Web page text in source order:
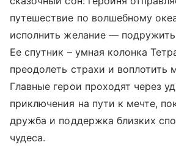
путешествие по волшебному
исполнить желание —
Ее спутник – умная колонка
преодолеть страхи и воплотить
Главные герои проходят через
приключения на пути к мечте,
дружба и поддержка близких
чудеса.